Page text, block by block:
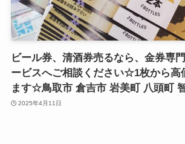
ビール券、清酒券売るなら、金券専
ービスへご相談ください☆1枚から高
ます☆鳥取市 倉吉市 岩美町 八頭町
2025年4月11日